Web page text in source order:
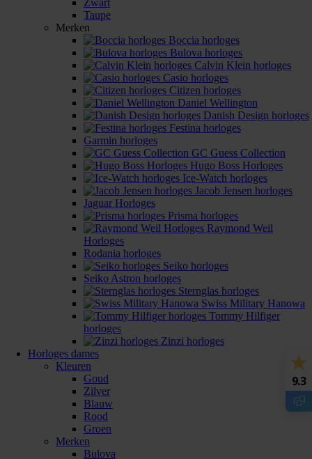
Zwart
Taupe
Merken
Boccia horloges
Bulova horloges
Calvin Klein horloges
Casio horloges
Citizen horloges
Daniel Wellington
Danish Design horloges
Festina horloges
Garmin horloges
GC Guess Collection
Hugo Boss Horloges
Ice-Watch horloges
Jacob Jensen horloges
Jaguar Horloges
Prisma horloges
Raymond Weil
Horloges
Rodania horloges
Seiko horloges
Seiko Astron horloges
Sternglas horloges
Swiss Military Hanowa
Tommy Hilfiger
horloges
Zinzi horloges
Horloges dames
Kleuren
Goud
Zilver
Blauw
Rood
Groen
Merken
Bulova
9.3